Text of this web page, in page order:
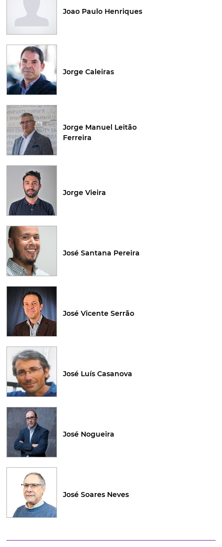
Joao Paulo Henriques
Jorge Caleiras
Jorge Manuel Leitão
Ferreira
Jorge Vieira
José Santana Pereira
José Vicente Serrão
José Luís Casanova
José Nogueira
José Soares Neves